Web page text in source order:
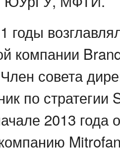
годы
компании
совета
по стратегии
2013 года